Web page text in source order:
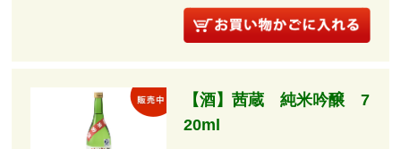
【酒】茜蔵 純米吟醸 7
20ml